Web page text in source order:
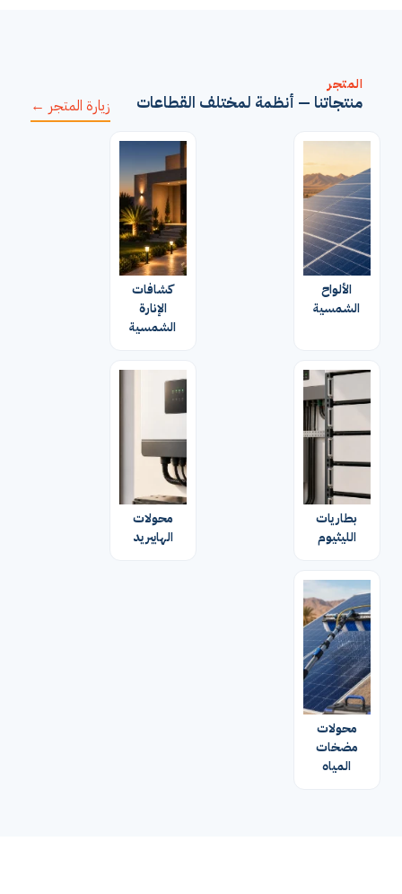
المتجر
منتجاتنا — أنظمة لمختلف القطاعات زيارة المتجر ←
الألواح
الشمسية
كشافات
الإنارة
الشمسية
بطاريات
الليثيوم
محولات
الهايبريد
محولات
مضخات
المياه